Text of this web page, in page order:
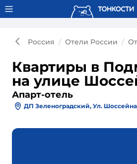
Тонкости используют сookie-файлы.
Россия Отели России
Квартиры в
на улице
Апарт-отель
ДП Зеленоградский, Ул.